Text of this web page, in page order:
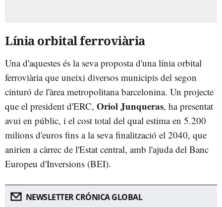
Línia orbital ferroviària
Una d'aquestes és la seva proposta d'una línia orbital
ferroviària que uneixi diversos municipis del segon
cinturó de l'àrea metropolitana barcelonina. Un projecte
que el president d'ERC, Oriol Junqueras, ha presentat
avui en públic, i el cost total del qual estima en 5.200
milions d'euros fins a la seva finalització el 2040, que
anirien a càrrec de l'Estat central, amb l'ajuda del Banc
Europeu d'Inversions (BEI).
NEWSLETTER CRÓNICA GLOBAL